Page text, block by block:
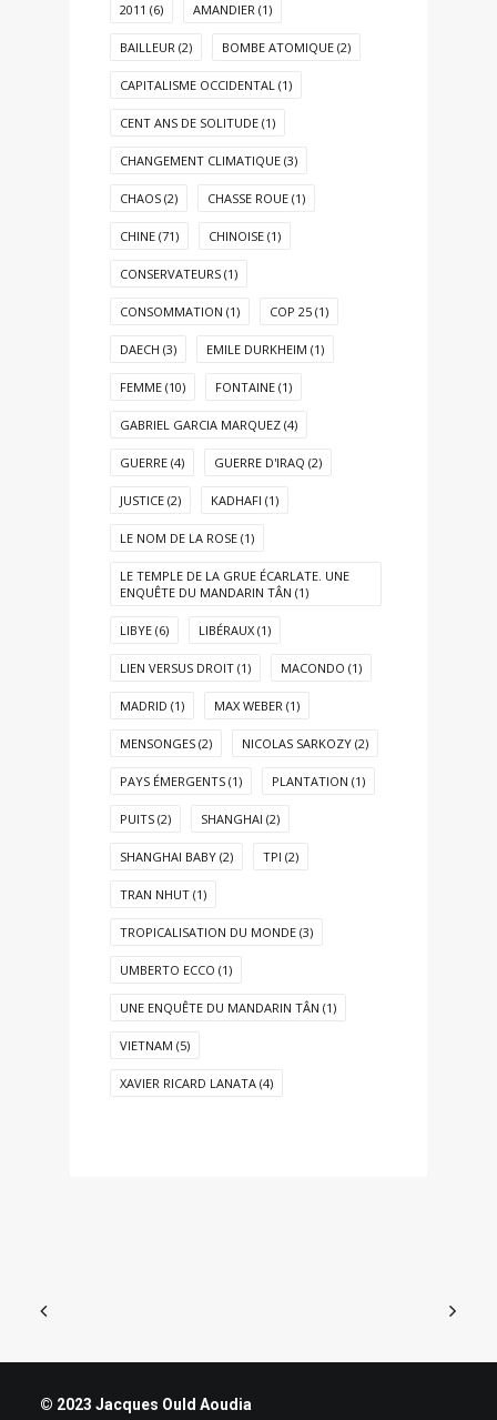
2011 (6) AMANDIER (1)
BAILLEUR (2) BOMBE ATOMIQUE (2)
CAPITALISME OCCIDENTAL (1)
CENT ANS DE SOLITUDE (1)
CHANGEMENT CLIMATIQUE (3)
CHAOS (2) CHASSE ROUE (1)
CHINE (71) CHINOISE (1)
CONSERVATEURS (1)
CONSOMMATION (1) COP 25 (1)
DAECH (3) EMILE DURKHEIM (1)
FEMME (10) FONTAINE (1)
GABRIEL GARCIA MARQUEZ (4)
GUERRE (4) GUERRE D'IRAQ (2)
JUSTICE (2) KADHAFI (1)
LE NOM DE LA ROSE (1)
LE TEMPLE DE LA GRUE ÉCARLATE. UNE
ENQUÊTE DU MANDARIN TÂN (1)
LIBYE (6) LIBÉRAUX (1)
LIEN VERSUS DROIT (1) MACONDO (1)
MADRID (1) MAX WEBER (1)
MENSONGES (2) NICOLAS SARKOZY (2)
PAYS ÉMERGENTS (1) PLANTATION (1)
PUITS (2) SHANGHAI (2)
SHANGHAI BABY (2) TPI (2)
TRAN NHUT (1)
TROPICALISATION DU MONDE (3)
UMBERTO ECCO (1)
UNE ENQUÊTE DU MANDARIN TÂN (1)
VIETNAM (5)
XAVIER RICARD LANATA (4)
© 2023 Jacques Ould Aoudia